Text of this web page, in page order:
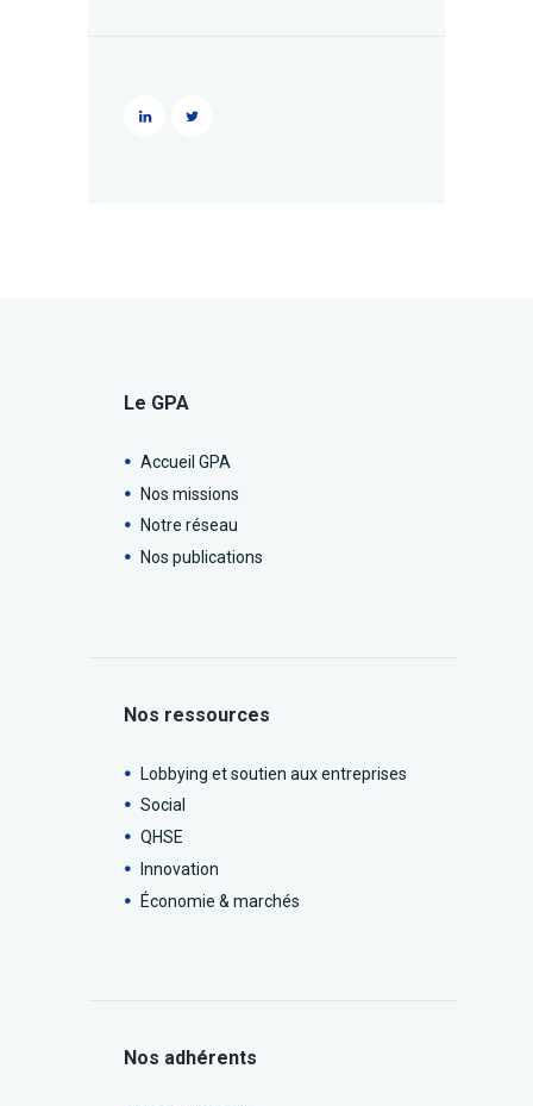
Le GPA
Accueil GPA
Nos missions
Notre réseau
Nos publications
Nos ressources
Lobbying et soutien aux entreprises
Social
QHSE
Innovation
Économie & marchés
Nos adhérents